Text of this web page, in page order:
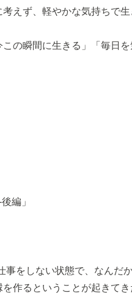
えず、軽やかな気持ちで生
の瞬間に生きる」「毎日を
編」
事をしない状態で、なんだ
作るということが起きてき